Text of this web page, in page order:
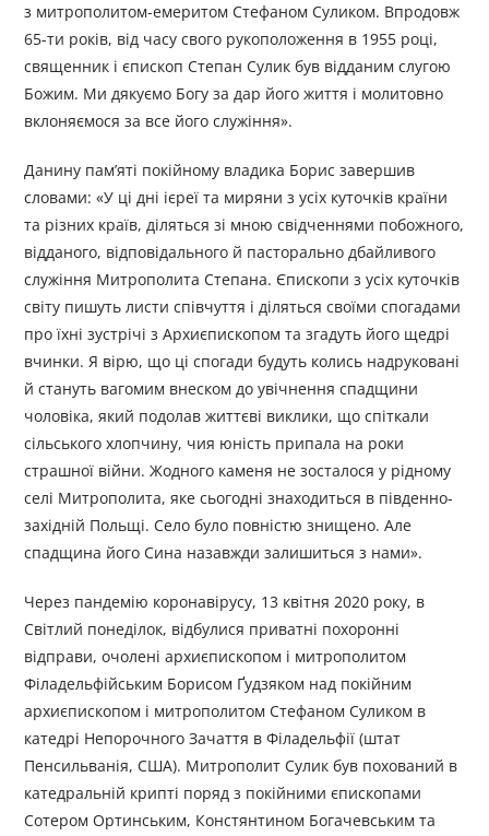
з митрополитом-емеритом Стефаном Суликом. Впродовж
65-ти років, від часу свого рукоположення в 1955 році,
священник і єпископ Степан Сулик був відданим слугою
Божим. Ми дякуємо Богу за дар його життя і молитовно
вклоняємося за все його служіння».
Данину пам’яті покійному владика Борис завершив
словами: «У ці дні iєреї та миряни з усіх куточків країни
та різних країв, діляться зі мною свідченнями побожного,
відданого, відповідального й пасторально дбайливого
служіння Митрополита Степана. Єпископи з усіх куточків
світу пишуть листи співчуття і діляться своїми спогадами
про їхні зустрічі з Архиєпископом та згадуть його щедрі
вчинки. Я вірю, що ці спогади будуть колись надруковані
й стануть вагомим внеском до увічнення спадщини
чоловіка, який подолав життєві виклики, що спіткали
сільського хлопчину, чия юність припала на роки
страшної війни. Жодного каменя не зосталося у рідному
селі Митрополита, яке сьогодні знаходиться в південно-
західній Польщі. Село було повністю знищено. Але
спадщина його Сина назавжди залишиться з нами».
Через пандемію коронавірусу, 13 квітня 2020 року, в
Світлий понеділок, відбулися приватні похоронні
відправи, очолені архиєпископом і митрополитом
Філадельфійським Борисом Ґудзяком над покійним
архиєпископом і митрополитом Стефаном Суликом в
катедрі Непорочного Зачаття в Філадельфії (штат
Пенсильванія, США). Митрополит Сулик був похований в
катедральній крипті поряд з покійними єпископами
Сотером Ортинським, Констянтином Богачевським та